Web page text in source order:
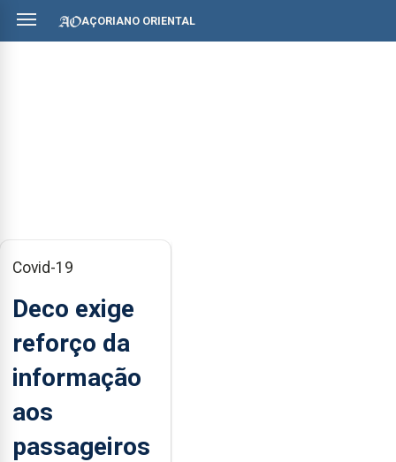
AÇORIANO ORIENTAL
Covid-19
Deco exige
reforço da
informação
aos
passageiros